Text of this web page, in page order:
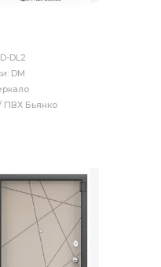
DL2
DM
ПВХ Бьянко